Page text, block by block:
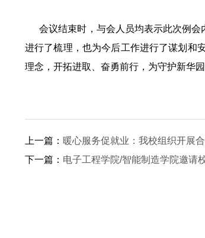
会议结束时，与会人员均表示此次例会
进行了梳理，也为今后工作进行了谋划和
理念，开拓进取、奋勇前行，为守护新华
上一篇： 暖心服务促就业：我校组织开展
下一篇： 电子工程学院/智能制造学院邀请